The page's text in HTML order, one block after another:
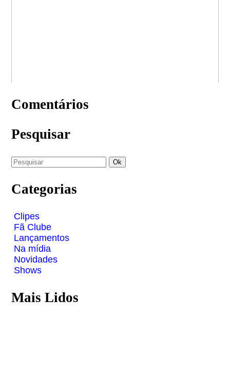
Comentários
Pesquisar
Categorias
Clipes
Fã Clube
Lançamentos
Na mídia
Novidades
Shows
Mais Lidos